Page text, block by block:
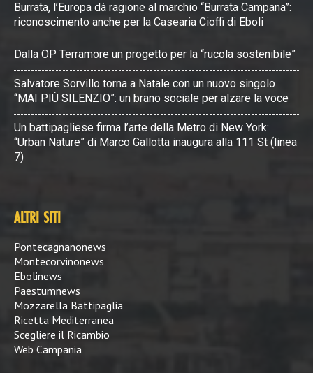
Burrata, l’Europa dà ragione al marchio “Burrata Campana”:
riconoscimento anche per la Casearia Cioffi di Eboli
Dalla OP Terramore un progetto per la “rucola sostenibile”
Salvatore Sorvillo torna a Natale con un nuovo singolo
“MAI PIÙ SILENZIO”: un brano sociale per alzare la voce
Un battipagliese firma l’arte della Metro di New York:
“Urban Nature” di Marco Gallotta inaugura alla 111 St (linea
7)
ALTRI SITI
Pontecagnanonews
Montecorvinonews
Ebolinews
Paestumnews
Mozzarella Battipaglia
Ricetta Mediterranea
Scegliere il Ricambio
Web Campania